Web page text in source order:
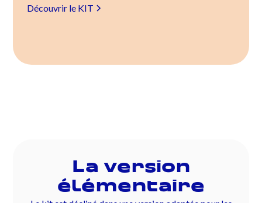
Découvrir le KIT
La version
élémentaire